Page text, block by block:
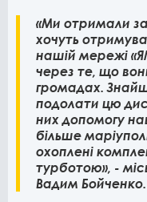
«Ми отримали
хочуть
нашій мережі
через те, що
громадах.
подолати цю
них допомогу
більше
охоплені
турботою», -
Вадим Бойченко.